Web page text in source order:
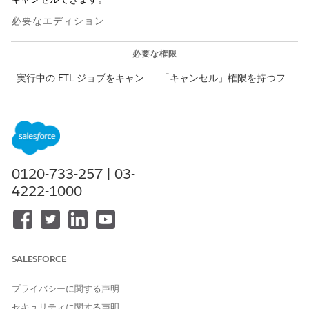
必要なエディション
必要な権限
実行中の ETL ジョブをキャン
「キャンセル」権限を持つフ
実行中の ETL ジョブをキャンセルするときは、次の考慮事項に留
意してください。
実行中の ETL ジョブをキャンセルするには、「キャンセル」
権限が有効になっているフィードロールが必要です。「
ドロール権限設定
の確認」を参照してください。
実行中の ETL ジョブをキャンセルする前に、まずフィードを
無効にする必要があります。フィードが有効になっているとき
にジョブをキャンセルしようとすると、最初にフィードを無効
Feed (ETL フィードの無効化または再有効化)」を参照してく
ETL ジョブをキャンセルすると、ジョブファイルに影響する可
能性があります。「 How Canceled Files are Affected
0120-733-257 | 03-
4222-1000
SALESFORCE
プライバシーに関する声明